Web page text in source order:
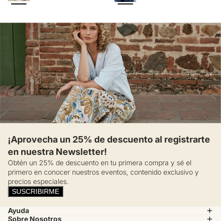
¡Aprovecha un 25% de descuento al registrarte
en nuestra Newsletter!
Obtén un 25% de descuento en tu primera compra y sé el
primero en conocer nuestros eventos, contenido exclusivo y
precios especiales.
SUSCRIBIRME
Ayuda
Sobre Nosotros